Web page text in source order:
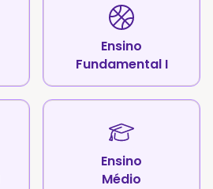
Ensino
Fundamental I
Ensino
Médio